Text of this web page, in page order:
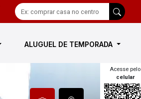
ALUGUEL DE TEMPORADA
Acesse pelo
celular